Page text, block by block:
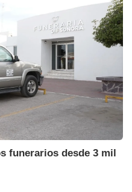
funerarios desde 3 mil